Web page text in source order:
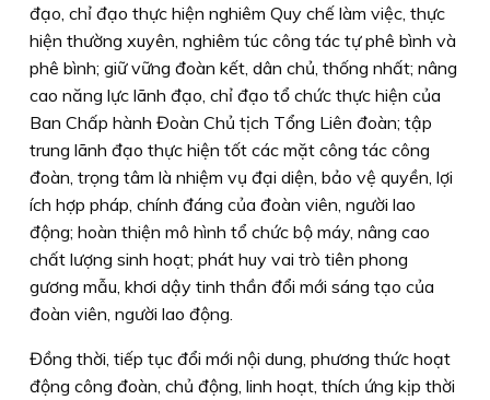
đạo, chỉ đạo thực hiện nghiêm Quy chế làm việc, thực
hiện thường xuyên, nghiêm túc công tác tự phê bình và
phê bình; giữ vững đoàn kết, dân chủ, thống nhất; nâng
cao năng lực lãnh đạo, chỉ đạo tổ chức thực hiện của
Ban Chấp hành Đoàn Chủ tịch Tổng Liên đoàn; tập
trung lãnh đạo thực hiện tốt các mặt công tác công
đoàn, trọng tâm là nhiệm vụ đại diện, bảo vệ quyền, lợi
ích hợp pháp, chính đáng của đoàn viên, người lao
động; hoàn thiện mô hình tổ chức bộ máy, nâng cao
chất lượng sinh hoạt; phát huy vai trò tiên phong
gương mẫu, khơi dậy tinh thần đổi mới sáng tạo của
đoàn viên, người lao động.
Đồng thời, tiếp tục đổi mới nội dung, phương thức hoạt
động công đoàn, chủ động, linh hoạt, thích ứng kịp thời